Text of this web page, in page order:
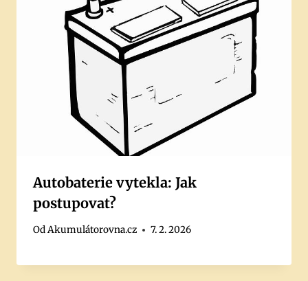
Autobaterie vytekla: Jak
postupovat?
OdAkumulátorovna.cz 7. 2. 2026